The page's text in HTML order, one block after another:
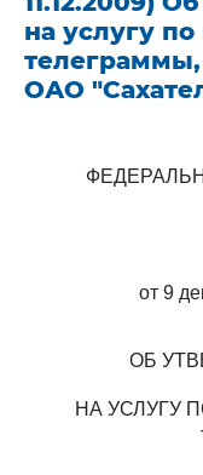
на услугу
ОАО
от 9
ОБ
НА УСЛУГУ